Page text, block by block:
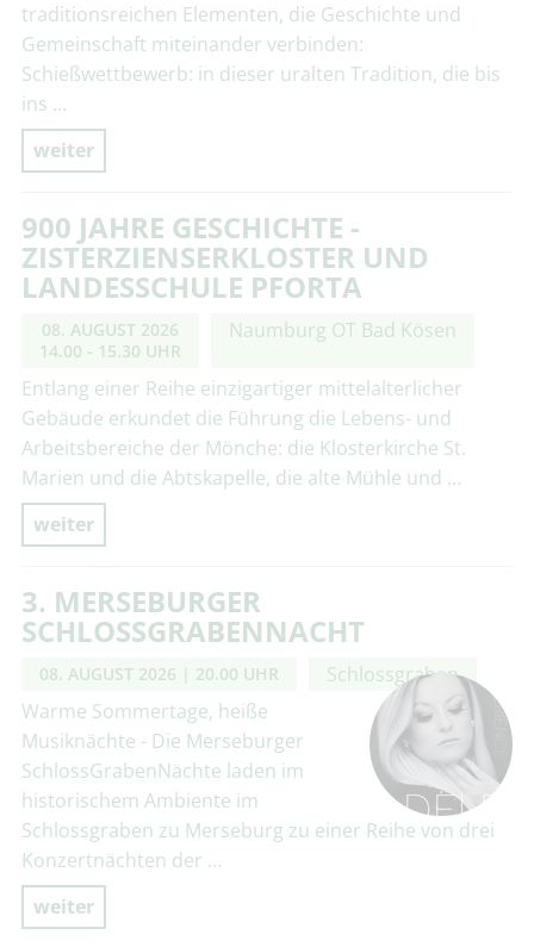
traditionsreichen Elementen, die Geschichte und
Gemeinschaft miteinander verbinden:
Schießwettbewerb: in dieser uralten Tradition, die bis
ins …
weiter
900 JAHRE GESCHICHTE -
ZISTERZIENSERKLOSTER UND
LANDESSCHULE PFORTA
08. AUGUST 2026
14.00 - 15.30 UHR
Naumburg OT Bad Kösen
Entlang einer Reihe einzigartiger mittelalterlicher
Gebäude erkundet die Führung die Lebens- und
Arbeitsbereiche der Mönche: die Klosterkirche St.
Marien und die Abtskapelle, die alte Mühle und …
weiter
3. MERSEBURGER
SCHLOSSGRABENNACHT
08. AUGUST 2026 | 20.00 UHR
Schlossgraben
Warme Sommertage, heiße
Musiknächte - Die Merseburger
SchlossGrabenNächte laden im
historischem Ambiente im
Schlossgraben zu Merseburg zu einer Reihe von drei
Konzertnächten der …
weiter